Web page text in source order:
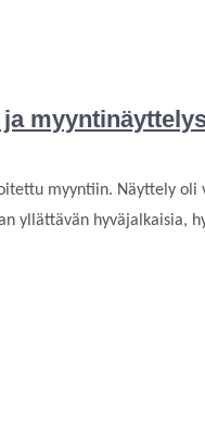
myyntiin. Näyttely oli
yllättävän hyväjalkaisia,